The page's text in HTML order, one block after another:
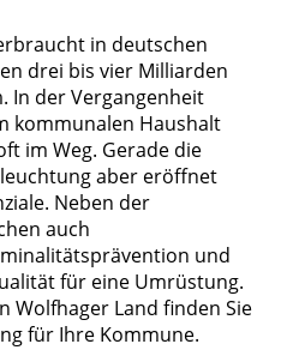
in deutschen
drei bis vier Milliarden
In der Vergangenheit
kommunalen Haushalt
im Weg. Gerade die
aber eröffnet
Neben der
auch
und
für eine Umrüstung.
Wolfhager Land ﬁnden Sie
für Ihre Kommune.